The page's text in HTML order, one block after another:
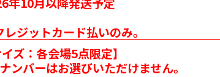
ジットカード払いのみ。
ズ：各会場5点限定】
ンバーはお選びいただけません。